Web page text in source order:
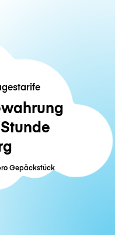
Gepäckstück